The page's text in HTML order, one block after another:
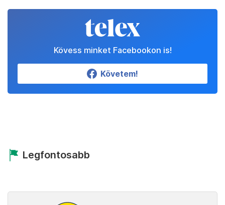
Kövess minket Facebookon is!
Követem!
Legfontosabb